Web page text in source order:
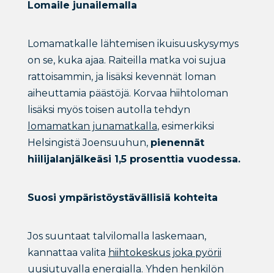
Lomaile junailemalla
Lomamatkalle lähtemisen ikuisuuskysymys
on se, kuka ajaa. Raiteilla matka voi sujua
rattoisammin, ja lisäksi kevennät loman
aiheuttamia päästöjä. Korvaa hiihtoloman
lisäksi myös toisen autolla tehdyn
lomamatkan junamatkalla, esimerkiksi
Helsingistä Joensuuhun, pienennät
hiilijalanjälkeäsi 1,5 prosenttia vuodessa.
Suosi ympäristöystävällisiä kohteita
Jos suuntaat talvilomalla laskemaan,
kannattaa valita hiihtokeskus joka pyörii
uusiutuvalla energialla. Yhden henkilön